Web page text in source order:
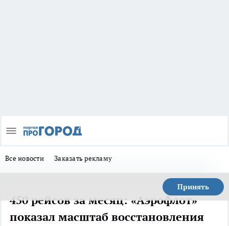
Все новости Заказать рекламу
Принять
450 рейсов за месяц: «Аэрофлот»
показал масштаб восстановления